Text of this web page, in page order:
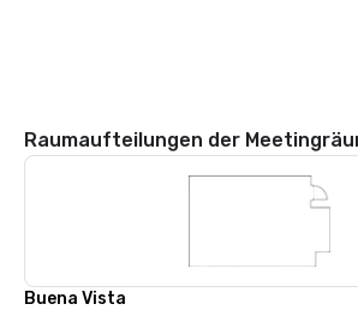
Raumaufteilungen der
Buena Vista